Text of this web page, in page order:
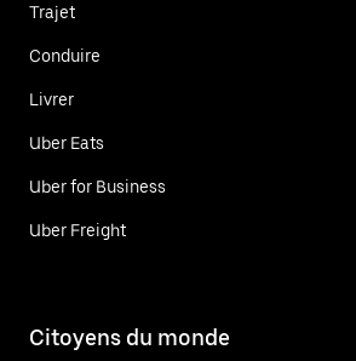
Trajet
Conduire
Livrer
Uber Eats
Uber for Business
Uber Freight
Citoyens du monde